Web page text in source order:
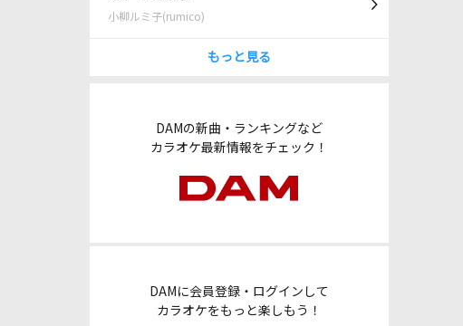
小柳ルミ子(rumico)
もっと見る
DAMの新曲・ランキングなど
カラオケ最新情報をチェック！
DAMに会員登録・ログインして
カラオケをもっと楽しもう！